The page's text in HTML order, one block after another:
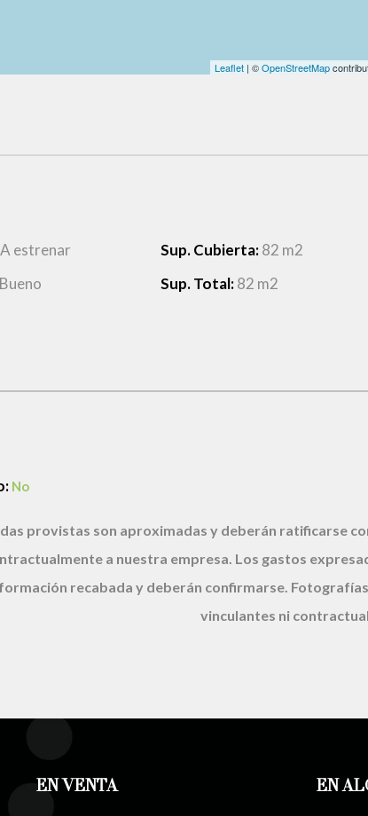
Leaflet| ©OpenStreetMap
A estrenar
Sup. Cubierta:82 m2
Sup. Total:82 m2
No
provistas son aproximadas y deberán ratificarse
a nuestra empresa. Los gastos
recabada y deberán confirmarse.
vinculantes ni
EN VENTA EN